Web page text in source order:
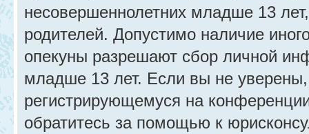
несовершеннолетних младше 13
родителей. Допустимо наличие
опекуны разрешают сбор личной
младше 13 лет. Если вы не
регистрирующемуся на
обратитесь за помощью к